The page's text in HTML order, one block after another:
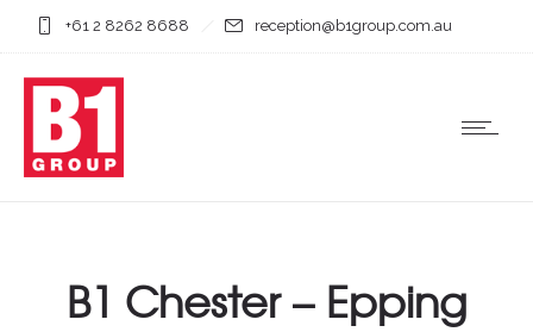
+61 2 8262 8688 reception@b1group.com.au
B1 Chester – Epping